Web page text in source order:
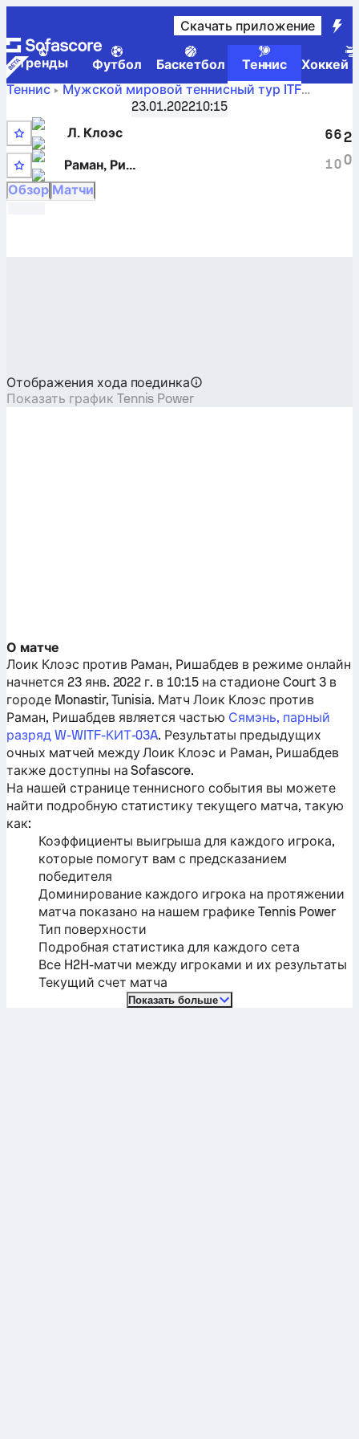
Скачать приложение
Tренды Футбол Баскетбол Теннис
Хоккей
Теннис
Мужской мировой теннисный тур ITF
Сямэнь, парный разряд W-WITF-КИТ-03A
Лоик Клоэс
времени и H2H-результаты
23.01.202210:15
7
Л. Клоэс
Раман, Ришабдев
6
1
6
0
2
0
Обзор Матчи
Отображения хода поединка
Показать график Tennis Power
О матче
Лоик Клоэс против Раман, Ришабдев в режиме онлайн
начнется 23 янв. 2022 г. в 10:15 на стадионе Court 3 в
городе Monastir, Tunisia. МатчЛоик Клоэс против
Раман, Ришабдевявляется частью Сямэнь, парный
разряд W-WITF-КИТ-03A. Результаты предыдущих
очных матчей междуЛоик Клоэс и Раман, Ришабдев
также доступны на Sofascore.
На нашей странице теннисного события вы можете
найти подробную статистику текущего матча, такую ​​
как:
Коэффициенты выигрыша для каждого игрока,
которые помогут вам с предсказанием
победителя
Доминирование каждого игрока на протяжении
матча показано на нашем графике Tennis Power
Тип поверхности
Подробная статистика для каждого сета
Все H2H-матчи между игроками и их результаты
Текущий счет матча
Показать больше